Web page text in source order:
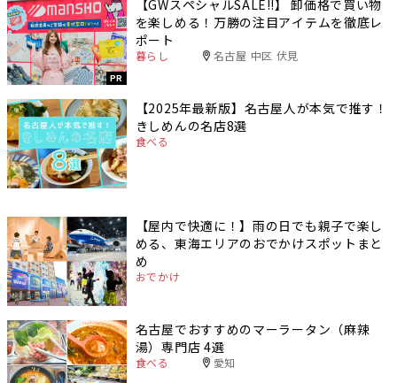
PR
【GWスペシャルSALE‼︎】 卸価格で買い物
を楽しめる！万勝の注目アイテムを徹底レ
ポート
暮らし 名古屋 中区 伏見
【2025年最新版】名古屋人が本気で推す！
きしめんの名店8選
食べる
【屋内で快適に！】雨の日でも親子で楽し
める、東海エリアのおでかけスポットまと
め
おでかけ
名古屋でおすすめのマーラータン（麻辣
湯）専門店 4選
食べる 愛知